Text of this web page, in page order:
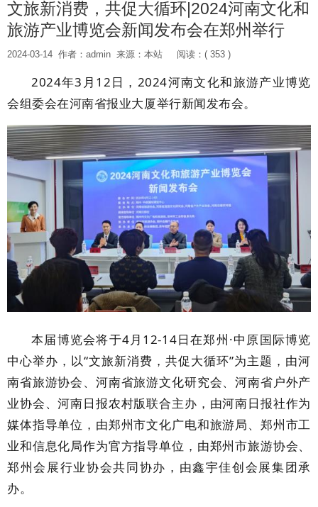
文旅新消费，共促大循环|2024河南文化和
旅游产业博览会新闻发布会在郑州举行
2024-03-14 作者：admin 来源：本站 阅读：( 353 )
2024年3月12日，2024河南文化和旅游产业博览
会组委会在河南省报业大厦举行新闻发布会。
本届博览会将于4月12-14日在郑州·中原国际博览
中心举办，以“文旅新消费，共促大循环”为主题，由河
南省旅游协会、河南省旅游文化研究会、河南省户外产
业协会、河南日报农村版联合主办，由河南日报社作为
媒体指导单位，由郑州市文化广电和旅游局、郑州市工
业和信息化局作为官方指导单位，由郑州市旅游协会、
郑州会展行业协会共同协办，由鑫宇佳创会展集团承
办。